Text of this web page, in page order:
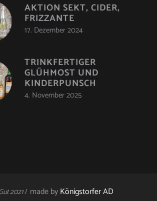
AKTION SEKT, CIDER,
FRIZZANTE
17. Dezember 2024
TRINKFERTIGER
GLÜHMOST UND
KINDERPUNSCH
4. November 2025
2021 | made byKönigstorfer AD